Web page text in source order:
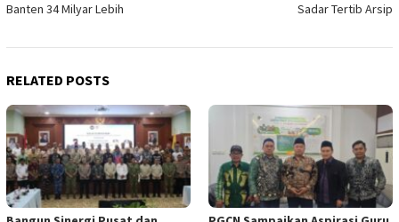
Banten 34 Milyar Lebih
Sadar Tertib Arsip
RELATED POSTS